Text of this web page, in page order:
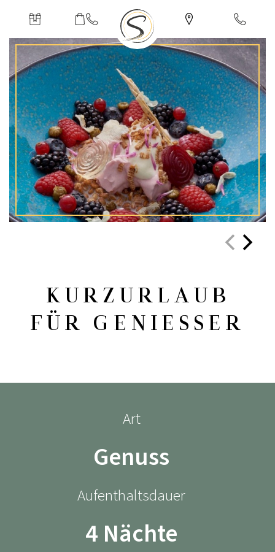
KURZURLAUB
FÜR GENIESSER
Art
Genuss
Aufenthaltsdauer
4 Nächte